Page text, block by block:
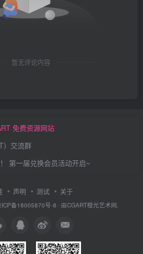
暂无评论内容
免费资源网站
）交流群
第一届兑换会员活动开启~
声明 测试 关于
ICP备18005870号-8 · 由CGART橙光艺术网.